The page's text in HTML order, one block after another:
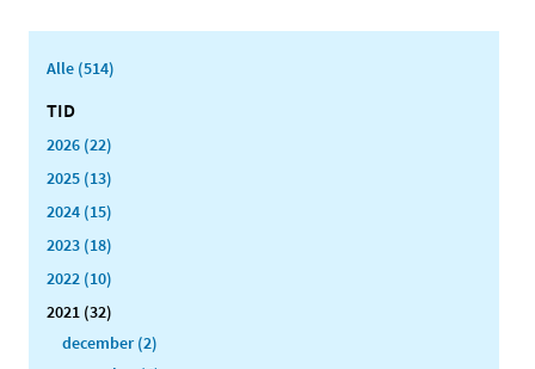
Alle (514)
TID
2026 (22)
2025 (13)
2024 (15)
2023 (18)
2022 (10)
2021 (32)
december (2)